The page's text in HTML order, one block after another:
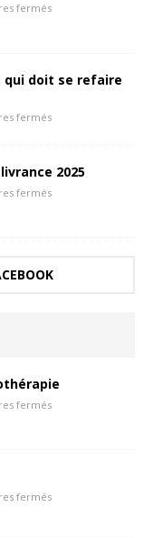
fermés
qui doit se refaire
fermés
2025
fermés
fermés
fermés